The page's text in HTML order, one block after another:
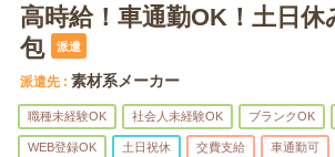
高時給！車通勤OK！土日
包
派遣
派遣先 素材系メーカー
職種未経験OK 社会人未経験OK ブランクOK
WEB登録OK 土日祝休 交費支給 車通勤可